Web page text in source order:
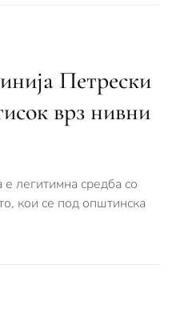
Петрески
врз нивни
легитимна средба со
кои се под општинска